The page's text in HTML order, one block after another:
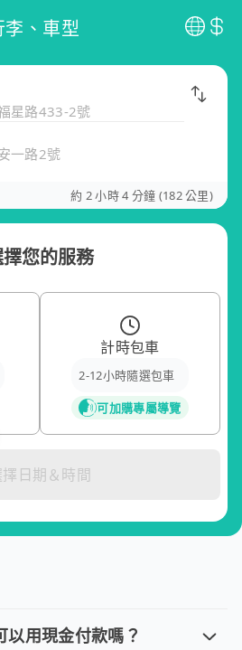
、車型
星路433-2號
一路2號
約 2 小時 4 分鐘 (182 公里)
您的服務
計時包車
2-12小時隨選包車
可加購專屬導覽
擇日期＆時間
用現金付款嗎？